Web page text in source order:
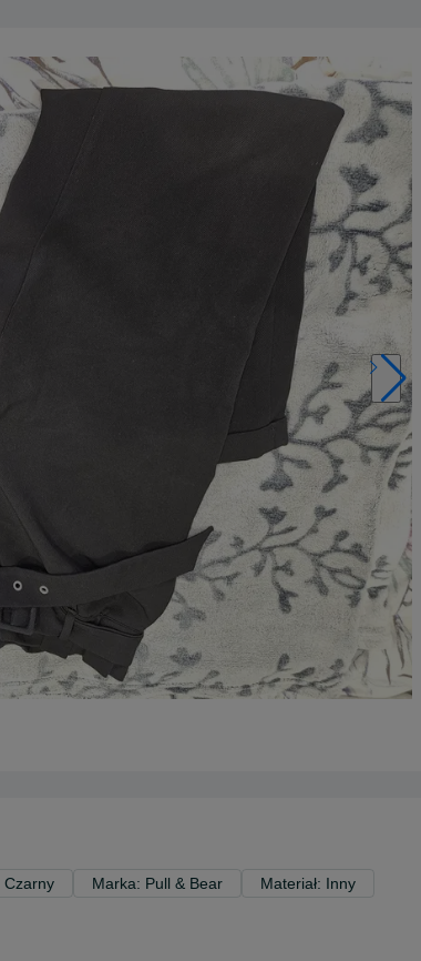
Czarny Marka: Pull & Bear Materiał: Inny